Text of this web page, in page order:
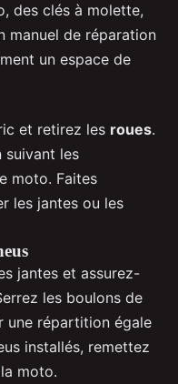
des clés à molette,
manuel de réparation
un espace de
et retirez les roues.
suivant les
moto. Faites
les jantes ou les
jantes et assurez-
les boulons de
une répartition égale
installés, remettez
moto.